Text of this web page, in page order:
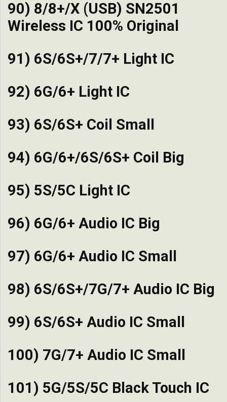
90) 8/8+/X (USB) SN2501
Wireless IC 100% Original
91) 6S/6S+/7/7+ Light IC
92) 6G/6+ Light IC
93) 6S/6S+ Coil Small
94) 6G/6+/6S/6S+ Coil Big
95) 5S/5C Light IC
96) 6G/6+ Audio IC Big
97) 6G/6+ Audio IC Small
98) 6S/6S+/7G/7+ Audio IC Big
99) 6S/6S+ Audio IC Small
100) 7G/7+ Audio IC Small
101) 5G/5S/5C Black Touch IC